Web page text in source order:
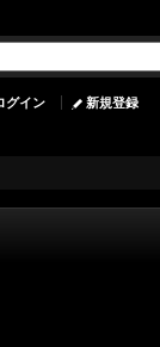
グイン 新規登録